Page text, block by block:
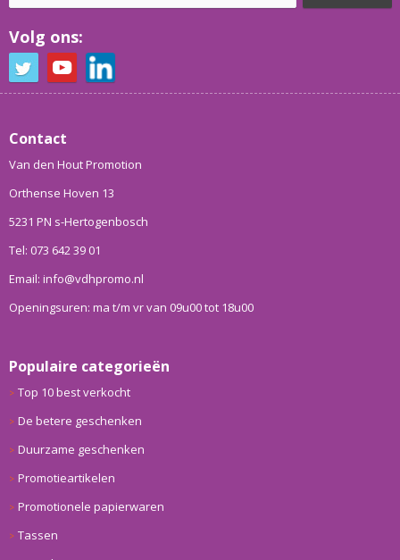
Volg ons:
Contact
Van den Hout Promotion
Orthense Hoven 13
5231 PN s-Hertogenbosch
Tel: 073 642 39 01
Email: info@vdhpromo.nl
Openingsuren: ma t/m vr van 09u00 tot 18u00
Populaire categorieën
Top 10 best verkocht
De betere geschenken
Duurzame geschenken
Promotieartikelen
Promotionele papierwaren
Tassen